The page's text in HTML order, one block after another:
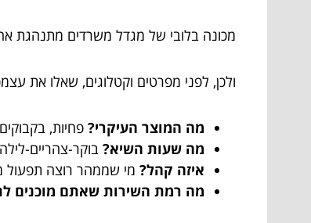
מכונה בלובי של מגדל משרדים מתנהגת
ולכן, לפני מפרטים וקטלוגים, שאלו את
מה המוצר העיקרי? פחיות,
מה שעות השיא? בוקר-צהריים-
איזה קהל? מי שממהר רוצה תפעול
מה רמת השירות שאתם מוכנים